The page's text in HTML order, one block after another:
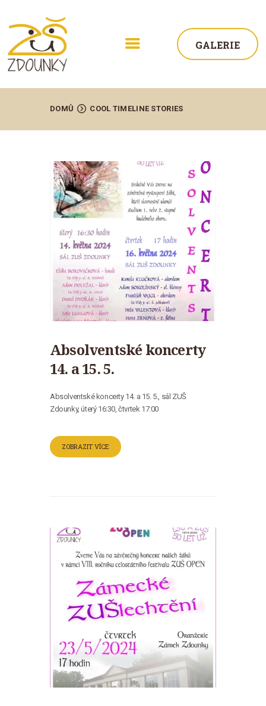
GALERIE
DOMŮ COOL TIMELINE STORIES
ŠKOLA
AKTUALITY
STUDIUM
ŽÁCI
KONTAKT
Absolventské koncerty
14. a 15. 5.
Absolventské koncerty 14. a 15. 5., sál ZUŠ
Zdounky, úterý 16:30, čtvrtek 17:00
ZOBRAZIT VÍCE